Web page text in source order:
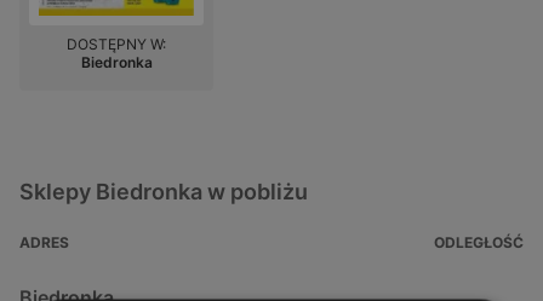
DOSTĘPNY W:
Biedronka
Sklepy Biedronka w pobliżu
ADRES ODLEGŁOŚĆ